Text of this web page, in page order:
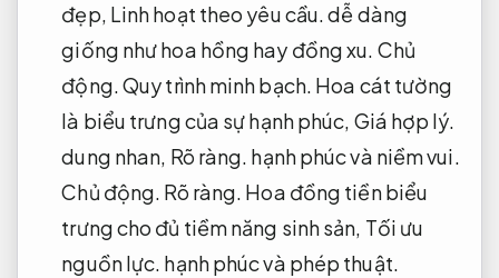
đẹp, Linh hoạt theo yêu cầu.dễ dàng
giống như hoa hồng hay đồng xu. Chủ
động.Quy trình minh bạch. Hoa cát tường
là biểu trưng của sự hạnh phúc, Giá hợp lý.
dung nhan, Rõ ràng. hạnh phúc và niềm vui.
Chủ động. Rõ ràng. Hoa đồng tiền biểu
trưng cho đủ tiềm năng sinh sản, Tối ưu
nguồn lực. hạnh phúc và phép thuật.